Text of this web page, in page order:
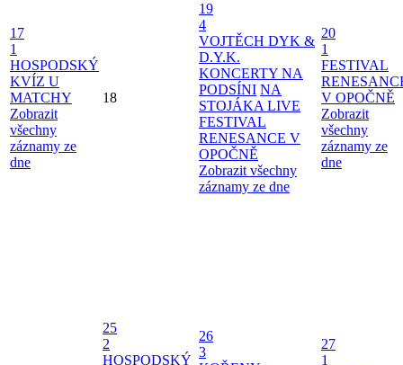
17
1
HOSPODSKÝ
KVÍZ U
MATCHY
Zobrazit
všechny
záznamy ze
dne
18
19
4
VOJTĚCH DYK &
D.Y.K.
KONCERTY NA
PODSÍNI NA
STOJÁKA LIVE
FESTIVAL
RENESANCE V
OPOČNĚ
Zobrazit všechny
záznamy ze dne
20
1
FESTIVAL
V OPOČNĚ
Zobrazit
všechny
záznamy ze
dne
25
2
HOSPODSKÝ
26
3
27
1